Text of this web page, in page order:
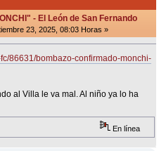
- El León de San Fernando
23, 2025, 08:03 Horas »
86631/bombazo-confirmado-monchi-
al Villa le va mal. Al niño ya lo ha
En línea